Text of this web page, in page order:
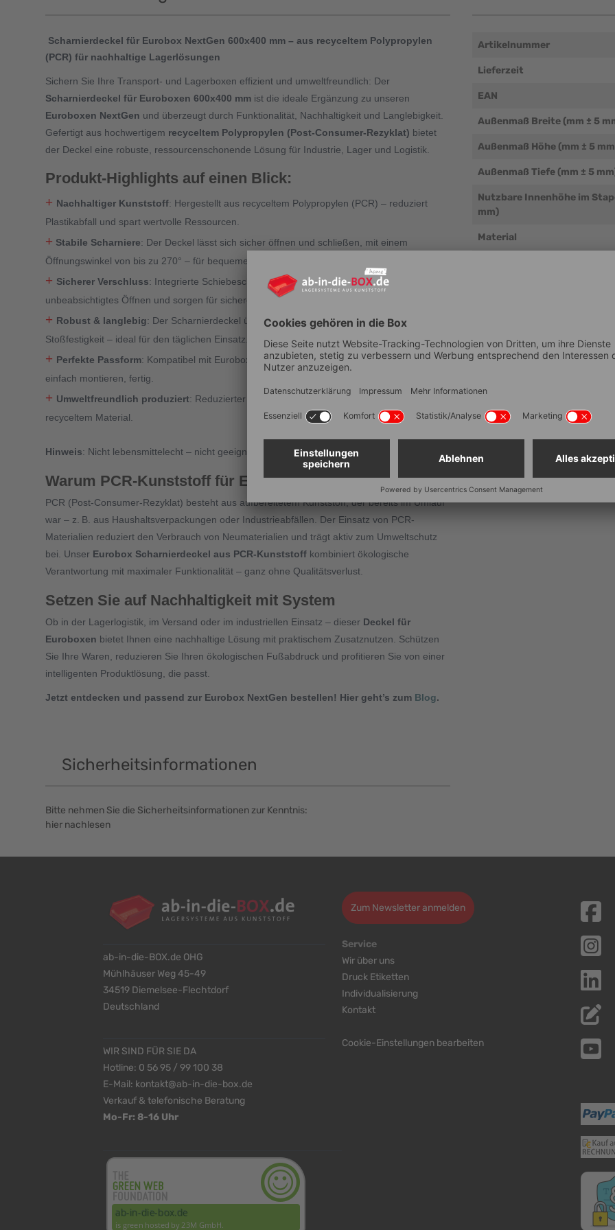
Scharnierdeckel für Eurobox NextGen 600x400 mm – aus recyceltem Polypropylen
(PCR) für nachhaltige Lagerlösungen
Sichern Sie Ihre Transport- und Lagerboxen effizient und umweltfreundlich: Der
Scharnierdeckel für Euroboxen 600x400 mm ist die ideale Ergänzung zu unseren
Euroboxen NextGen und überzeugt durch Funktionalität, Nachhaltigkeit und Langlebigkeit.
Gefertigt aus hochwertigem recyceltem Polypropylen (Post-Consumer-Rezyklat) bietet
der Deckel eine robuste, ressourcenschonende Lösung für Industrie, Lager und Logistik.
Produkt-Highlights auf einen Blick:
+ Nachhaltiger Kunststoff: Hergestellt aus recyceltem Polypropylen (PCR) – reduziert
Plastikabfall und spart wertvolle Ressourcen.
+ Stabile Scharniere: Der Deckel lässt sich sicher öffnen und schließen, mit einem
Öffnungswinkel von bis zu 270° – für bequemes Be- und Entladen.
+ Sicherer Verschluss: Integrierte Schiebeschnappverschlüsse verhindern ein
unbeabsichtigtes Öffnen und sorgen für sicheren Halt.
+ Robust & langlebig: Der Scharnierdeckel überzeugt durch hohe Stabilität und
Stoßfestigkeit – ideal für den täglichen Einsatz.
+ Perfekte Passform: Kompatibel mit Euroboxen NextGen im Format 600 x 400 mm –
einfach montieren, fertig.
+ Umweltfreundlich produziert: Reduzierter CO₂-Fußabdruck durch Verwendung von
recyceltem Material.
Hinweis: Nicht lebensmittelecht – nicht geeignet für unverpackte Lebensmittel.
Warum PCR-Kunststoff für Eurobox-Deckel?
PCR (Post-Consumer-Rezyklat) besteht aus aufbereitetem Kunststoff, der bereits im Umlauf
war – z. B. aus Haushaltsverpackungen oder Industrieabfällen. Der Einsatz von PCR-
Materialien reduziert den Verbrauch von Neumaterialien und trägt aktiv zum Umweltschutz
bei. Unser Eurobox Scharnierdeckel aus PCR-Kunststoff kombiniert ökologische
Verantwortung mit maximaler Funktionalität – ganz ohne Qualitätsverlust.
Setzen Sie auf Nachhaltigkeit mit System
Ob in der Lagerlogistik, im Versand oder im industriellen Einsatz – dieser Deckel für
Euroboxen bietet Ihnen eine nachhaltige Lösung mit praktischem Zusatznutzen. Schützen
Sie Ihre Waren, reduzieren Sie Ihren ökologischen Fußabdruck und profitieren Sie von einer
intelligenten Produktlösung, die passt.
Jetzt entdecken und passend zur Eurobox NextGen bestellen! Hier geht’s zum Blog.
Artikelnummer
Lieferzeit
EAN
Außenmaß Breite (mm ± 5
Außenmaß Höhe (mm ± 5
Außenmaß Tiefe (mm ± 5
Nutzbare Innenhöhe im
mm)
Material
Unterteilbar
Stapelbar
Sicherheitsinformationen
Bitte nehmen Sie die Sicherheitsinformationen zur Kenntnis:
hier nachlesen
ab-in-die-BOX.de OHG
Mühlhäuser Weg 45-49
34519 Diemelsee-Flechtdorf
Deutschland
WIR SIND FÜR SIE DA
Hotline: 0 56 95 / 99 100 38
E-Mail: kontakt@ab-in-die-box.de
Verkauf & telefonische Beratung
Mo-Fr: 8-16 Uhr
Zum Newsletter anmelden
Service
Wir über uns
Druck Etiketten
Individualisierung
Kontakt
Cookie-Einstellungen bearbeiten